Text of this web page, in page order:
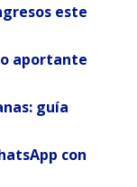
este
aportante
guía
con